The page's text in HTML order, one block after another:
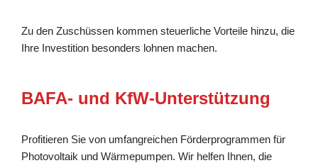
Zu den Zuschüssen kommen steuerliche Vorteile hinzu, die
Ihre Investition besonders lohnen machen.
BAFA- und KfW-Unterstützung
Profitieren Sie von umfangreichen Förderprogrammen für
Photovoltaik und Wärmepumpen. Wir helfen Ihnen, die